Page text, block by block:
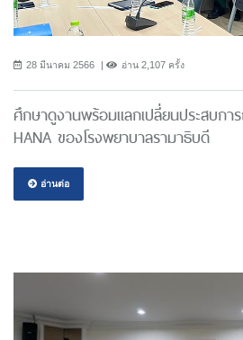
28 มีนาคม 2566 อ่าน 2,107 ครั้ง
ศึกษาดูงานพร้อมแลกเปลี่ยนประสบก
HANA ของโรงพยาบาลรามาธิบดี
อ่านต่อ